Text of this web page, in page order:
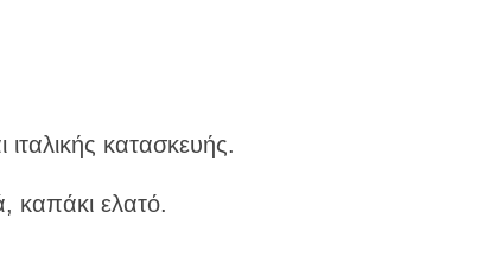
κατασκευής.
καπάκι ελατό.